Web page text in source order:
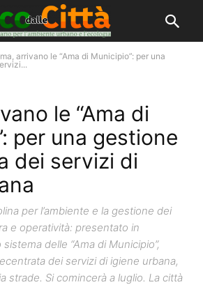
arrivano le “Ama di Municipio”: per una
le “Ama di
per una gestione
dei servizi di
per l’ambiente e la gestione dei
e operatività: presentato in
delle “Ama di Municipio”,
dei servizi di igiene urbana,
strade. Si comincerà a luglio. La città